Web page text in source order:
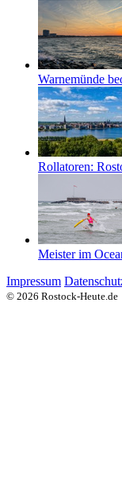
Warnemünde
Rollatoren:
Meister im
Impressum
© 2026 Rostock-Heute.de